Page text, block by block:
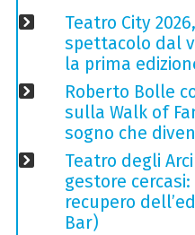
Teatro City
spettacolo dal
la prima
Roberto Bolle
sulla Walk of
sogno che
Teatro degli
gestore
recupero
Bar)